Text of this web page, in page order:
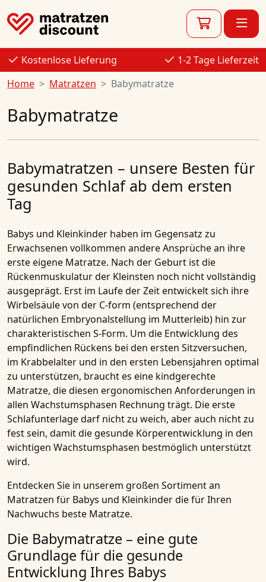
Kostenlose Lieferung
1-2 Tage Lieferzeit
Home
Matratzen Babymatratze
Babymatratze
Babymatratzen – unsere Besten für
gesunden Schlaf ab dem ersten
Tag
Babys und Kleinkinder haben im Gegensatz zu
Erwachsenen vollkommen andere Ansprüche an ihre
erste eigene Matratze. Nach der Geburt ist die
Rückenmuskulatur der Kleinsten noch nicht vollständig
ausgeprägt. Erst im Laufe der Zeit entwickelt sich ihre
Wirbelsäule von der C-form (entsprechend der
natürlichen Embryonalstellung im Mutterleib) hin zur
charakteristischen S-Form. Um die Entwicklung des
empfindlichen Rückens bei den ersten Sitzversuchen,
im Krabbelalter und in den ersten Lebensjahren optimal
zu unterstützen, braucht es eine kindgerechte
Matratze, die diesen ergonomischen Anforderungen in
allen Wachstumsphasen Rechnung trägt. Die erste
Schlafunterlage darf nicht zu weich, aber auch nicht zu
fest sein, damit die gesunde Körperentwicklung in den
wichtigen Wachstumsphasen bestmöglich unterstützt
wird.
Entdecken Sie in unserem großen Sortiment an
Matratzen für Babys und Kleinkinderdie für Ihren
Nachwuchs beste Matratze.
Die Babymatratze – eine gute
Grundlage für die gesunde
Entwicklung Ihres Babys